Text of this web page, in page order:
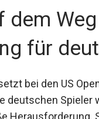
bei den US